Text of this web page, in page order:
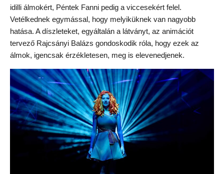
idilli álmokért, Péntek Fanni pedig a viccesekért felel.
Vetélkednek egymással, hogy melyiküknek van nagyobb
hatása. A díszleteket, egyáltalán a látványt, az animációt
tervező Rajcsányi Balázs gondoskodik róla, hogy ezek az
álmok, igencsak érzékletesen, meg is elevenedjenek.